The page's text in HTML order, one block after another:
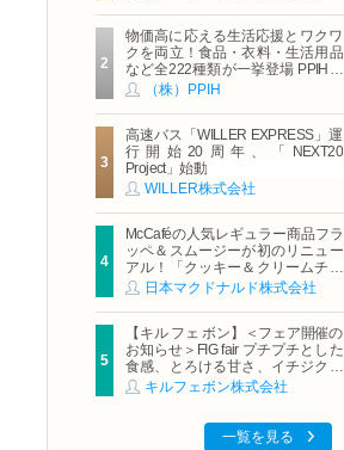
物価高に応える生活応援とワクワ
クを両立！食品・衣料・生活用品
など全222種類が一挙登場 PPIHグ
ループ「夏福袋」＆セール 8月6日
(木)より順次スタート
（株）PPIH
高速バス「WILLER EXPRESS」運
行開始20周年、「NEXT20
Project」始動
WILLER株式会社
McCaféの人気レギュラー商品フラ
ッペ＆スムージーが初のリニュー
アル！「クッキー＆クリームチョ
コフラッペ」「マンゴースムージ
ー」8月5日（水）から販売開始
日本マクドナルド株式会社
【キル フェ ボン】＜フェア開催の
お知らせ＞FIG fair プチプチとした
食感、とろける甘さ、イチジクの
魅力をたっぷりと。新作を含め、
イチジク尽くしの全4種が登場8月
キルフェボン株式会社
一覧を見る